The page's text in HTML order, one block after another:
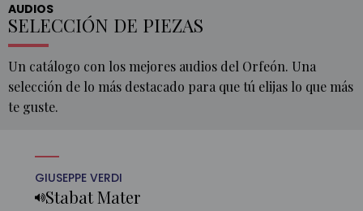
AUDIOS
SELECCIÓN DE PIEZAS
Un catálogo con los mejores audios del Orfeón. Una
selección de lo más destacado para que tú elijas lo que más
te guste.
GIUSEPPE VERDI
Stabat Mater